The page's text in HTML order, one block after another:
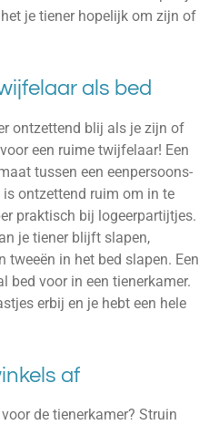
je tiener hopelijk om zijn of
als bed
ontzettend blij als je zijn of
een ruime twijfelaar! Een
tussen een eenpersoons-
ontzettend ruim om in te
praktisch bij logeerpartijtjes.
je tiener blijft slapen,
tweeën in het bed slapen. Een
bed voor in een tienerkamer.
erbij en je hebt een hele
af
de tienerkamer? Struin